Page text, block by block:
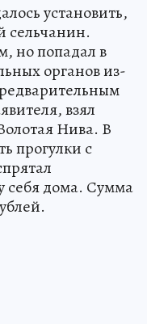
установить,
сельчанин.
но попадал в
органов из-
взял
Нива. В
прогулки с
себя дома. Сумма